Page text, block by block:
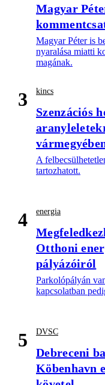
Magyar
Magyar Péter is
nyaralása miatti
magának.
3 kincs
Szenzációs
A
tartozhatott.
4 energia
Otthoni
pályázóiról
Parkolópályán
kapcsolatban
5 DVSC
Debreceni
Köbenhavn